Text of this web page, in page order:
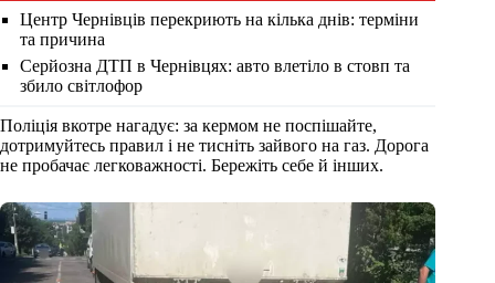
Центр Чернівців перекриють на кілька днів: терміни
та причина
Серйозна ДТП в Чернівцях: авто влетіло в стовп та
збило світлофор
Поліція вкотре нагадує: за кермом не поспішайте,
дотримуйтесь правил і не тисніть зайвого на газ. Дорога
не пробачає легковажності. Бережіть себе й інших.